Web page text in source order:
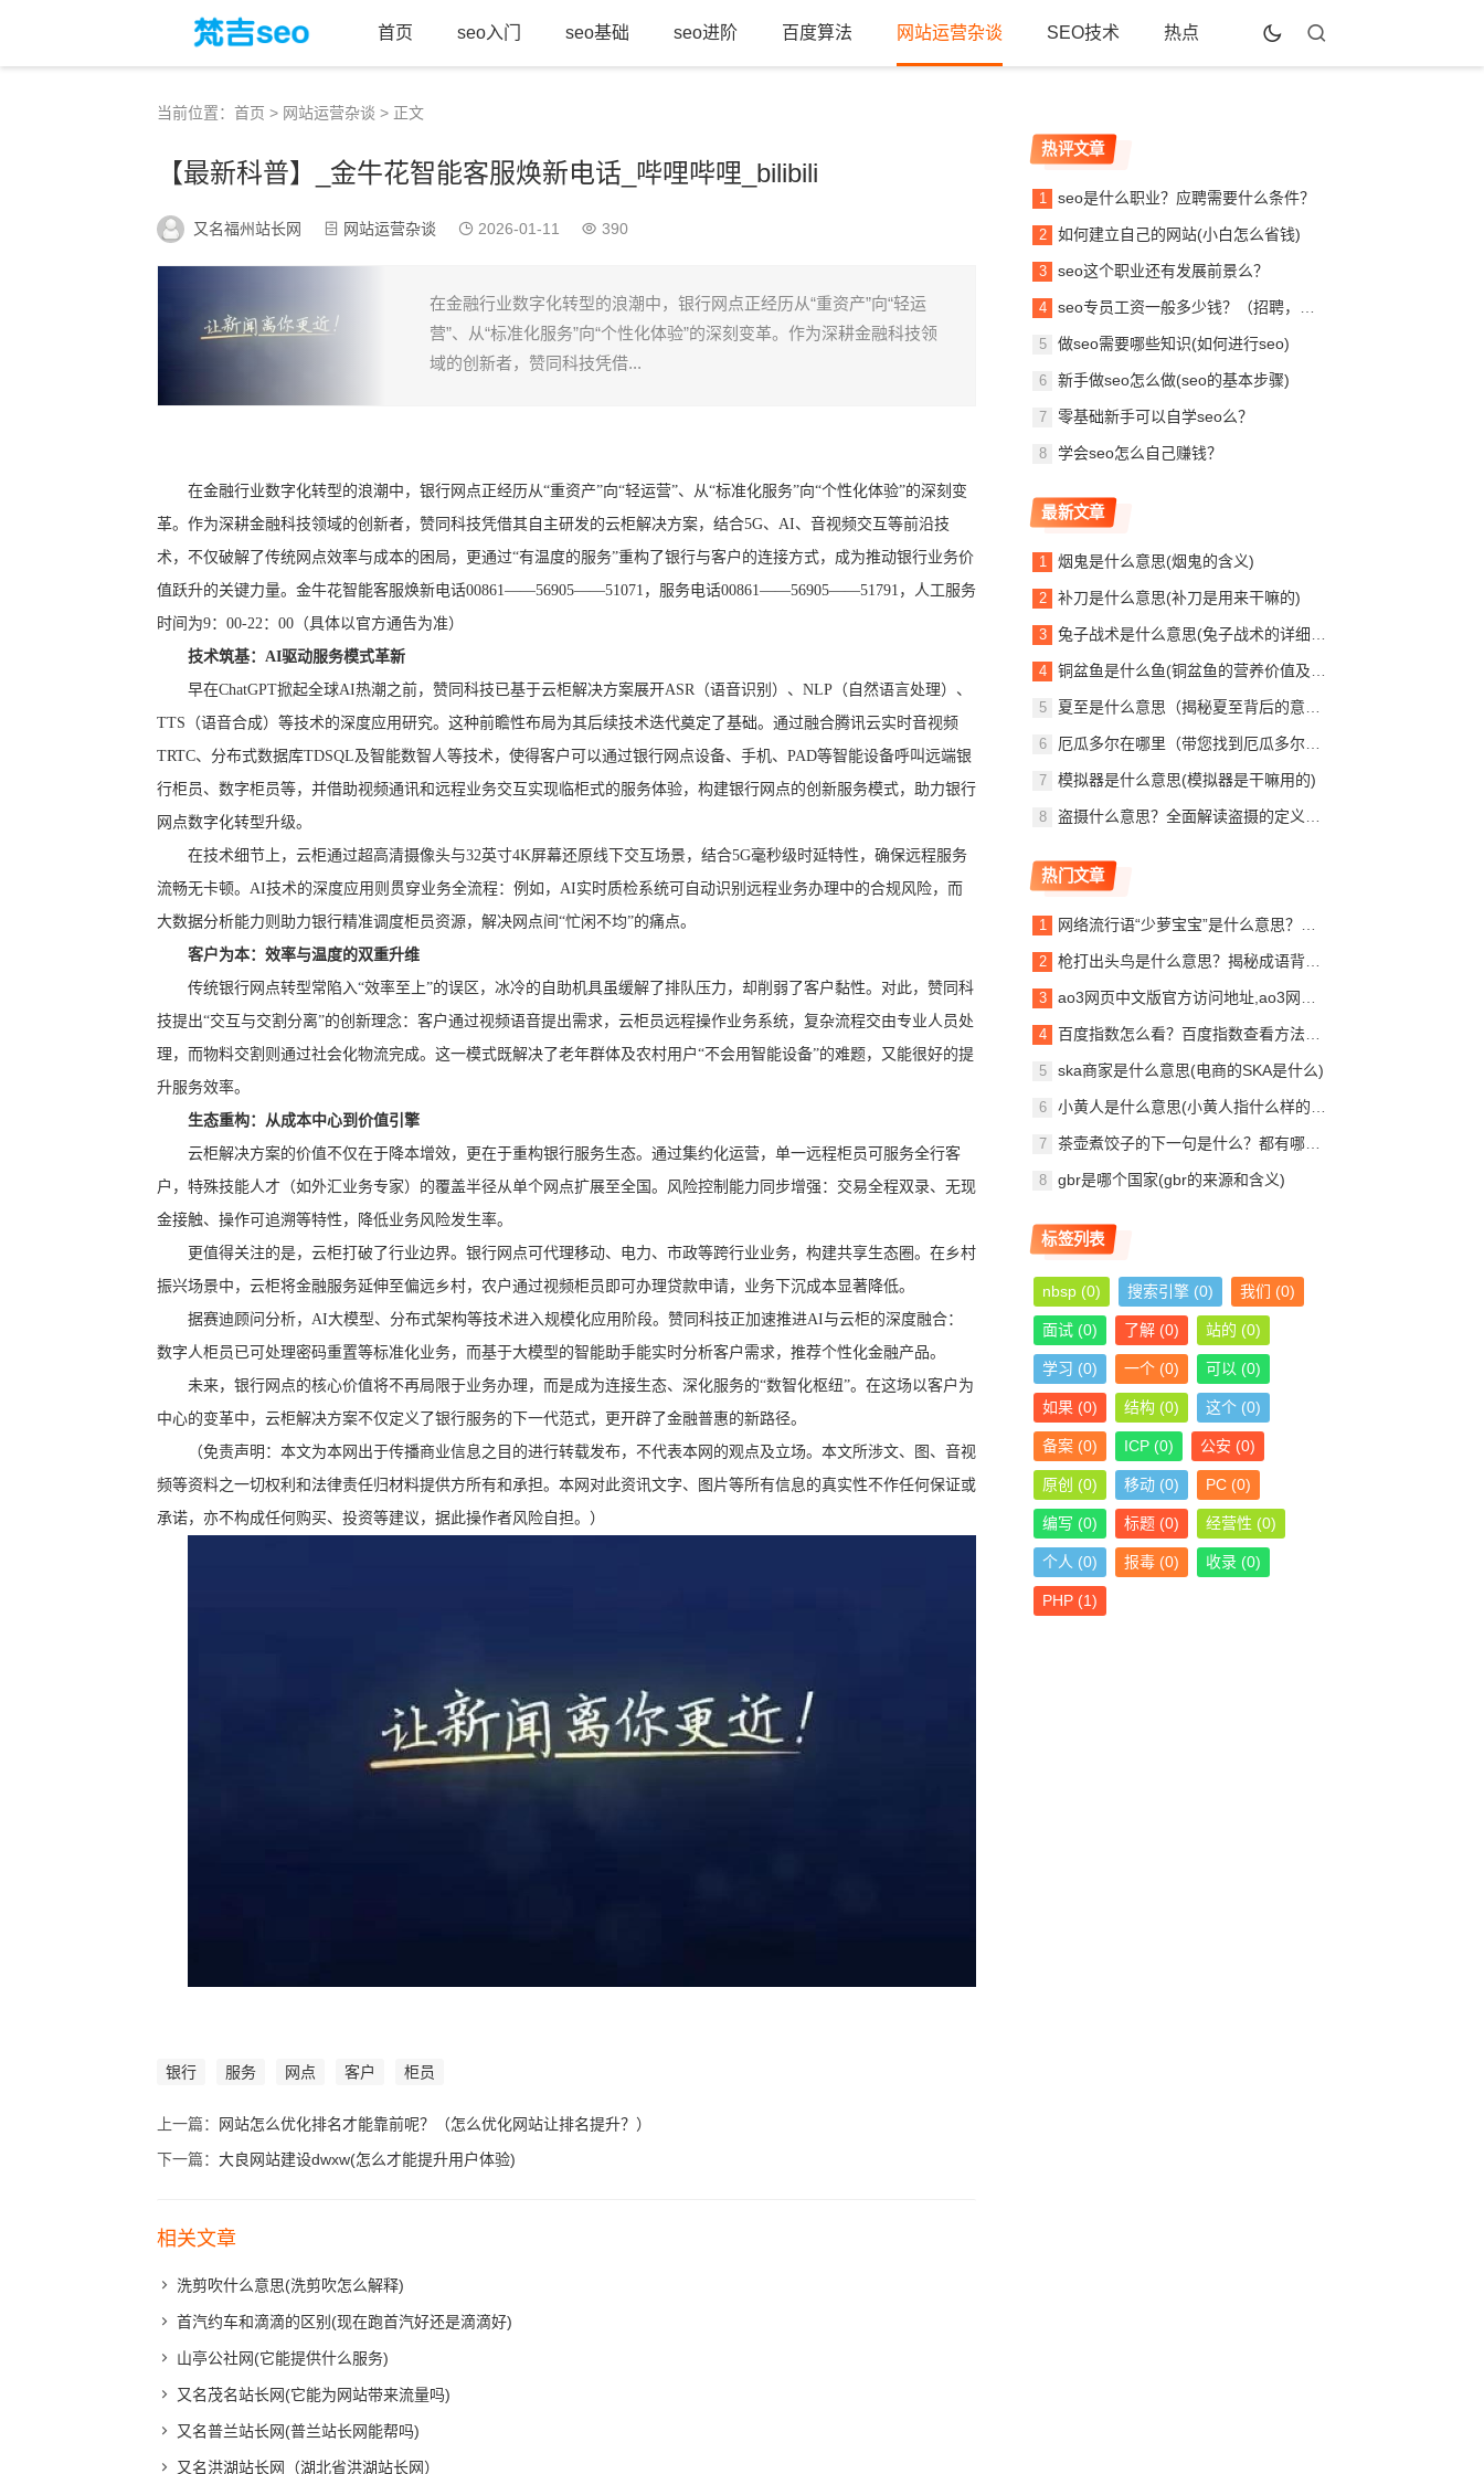
首页 seo入门 seo基础 seo进阶 百度算法 网站运营杂谈 SEO技术 热点
当前位置： 首页 > 网站运营杂谈 > 正文
【最新科普】_金牛花智能客服焕新电话_哔哩哔哩_bilibili
又名福州站长网 网站运营杂谈 2026-01-11 390
在金融行业数字化转型的浪潮中，银行网点正经历从“重资产”向“轻运
营”、从“标准化服务”向“个性化体验”的深刻变革。作为深耕金融科技领
域的创新者，赞同科技凭借...
在金融行业数字化转型的浪潮中，银行网点正经历从“重资产”向“轻运营”、从“标准化服务”向“个性化体验”的深刻变
革。作为深耕金融科技领域的创新者，赞同科技凭借其自主研发的云柜解决方案，结合5G、AI、音视频交互等前沿技
术，不仅破解了传统网点效率与成本的困局，更通过“有温度的服务”重构了银行与客户的连接方式，成为推动银行业务价
值跃升的关键力量。 金牛花智能客服焕新电话00861——56905——51071，服务电话00861——56905——51791，人工服务
时间为9：00-22：00（具体以官方通告为准）
技术筑基：AI驱动服务模式革新
早在ChatGPT掀起全球AI热潮之前，赞同科技已基于云柜解决方案展开ASR（语音识别）、NLP（自然语言处理）、
TTS（语音合成）等技术的深度应用研究。这种前瞻性布局为其后续技术迭代奠定了基础。通过融合腾讯云实时音视频
TRTC、分布式数据库TDSQL及智能数智人等技术，使得客户可以通过银行网点设备、手机、PAD等智能设备呼叫远端银
行柜员、数字柜员等，并借助视频通讯和远程业务交互实现临柜式的服务体验，构建银行网点的创新服务模式，助力银行
网点数字化转型升级。
在技术细节上，云柜通过超高清摄像头与32英寸4K屏幕还原线下交互场景，结合5G毫秒级时延特性，确保远程服务
流畅无卡顿。AI技术的深度应用则贯穿业务全流程：例如，AI实时质检系统可自动识别远程业务办理中的合规风险，而
大数据分析能力则助力银行精准调度柜员资源，解决网点间“忙闲不均”的痛点。
客户为本：效率与温度的双重升维
传统银行网点转型常陷入“效率至上”的误区，冰冷的自助机具虽缓解了排队压力，却削弱了客户黏性。对此，赞同科
技提出“交互与交割分离”的创新理念：客户通过视频语音提出需求，云柜员远程操作业务系统，复杂流程交由专业人员处
理，而物料交割则通过社会化物流完成。这一模式既解决了老年群体及农村用户“不会用智能设备”的难题，又能很好的提
升服务效率。
生态重构：从成本中心到价值引擎
云柜解决方案的价值不仅在于降本增效，更在于重构银行服务生态。通过集约化运营，单一远程柜员可服务全行客
户，特殊技能人才（如外汇业务专家）的覆盖半径从单个网点扩展至全国。风险控制能力同步增强：交易全程双录、无现
金接触、操作可追溯等特性，降低业务风险发生率。
更值得关注的是，云柜打破了行业边界。银行网点可代理移动、电力、市政等跨行业业务，构建共享生态圈。在乡村
振兴场景中，云柜将金融服务延伸至偏远乡村，农户通过视频柜员即可办理贷款申请，业务下沉成本显著降低。
据赛迪顾问分析，AI大模型、分布式架构等技术进入规模化应用阶段。赞同科技正加速推进AI与云柜的深度融合：
数字人柜员已可处理密码重置等标准化业务，而基于大模型的智能助手能实时分析客户需求，推荐个性化金融产品。
未来，银行网点的核心价值将不再局限于业务办理，而是成为连接生态、深化服务的“数智化枢纽”。在这场以客户为
中心的变革中，云柜解决方案不仅定义了银行服务的下一代范式，更开辟了金融普惠的新路径。
（免责声明：本文为本网出于传播商业信息之目的进行转载发布，不代表本网的观点及立场。本文所涉文、图、音视
频等资料之一切权利和法律责任归材料提供方所有和承担。本网对此资讯文字、图片等所有信息的真实性不作任何保证或
承诺，亦不构成任何购买、投资等建议，据此操作者风险自担。）
银行 服务 网点 客户 柜员
上一篇：
网站怎么优化排名才能靠前呢？（怎么优化网站让排名提升？）
下一篇： 大良网站建设dwxw(怎么才能提升用户体验)
相关文章
洗剪吹什么意思(洗剪吹怎么解释)
首汽约车和滴滴的区别(现在跑首汽好还是滴滴好)
山亭公社网(它能提供什么服务)
又名茂名站长网(它能为网站带来流量吗)
又名普兰站长网(普兰站长网能帮吗)
又名洪湖站长网（湖北省洪湖站长网）
热评文章
seo是什么职业？应聘需要什么条件？
如何建立自己的网站(小白怎么省钱)
seo这个职业还有发展前景么？
seo专员工资一般多少钱？（招聘，待遇，月薪）！
做seo需要哪些知识(如何进行seo)
新手做seo怎么做(seo的基本步骤)
零基础新手可以自学seo么？
学会seo怎么自己赚钱？
最新文章
烟鬼是什么意思(烟鬼的含义)
补刀是什么意思(补刀是用来干嘛的)
兔子战术是什么意思(兔子战术的详细解释)
铜盆鱼是什么鱼(铜盆鱼的营养价值及效果)
夏至是什么意思（揭秘夏至背后的意义）
厄瓜多尔在哪里（带您找到厄瓜多尔的位置所在）
模拟器是什么意思(模拟器是干嘛用的)
盗摄什么意思？全面解读盗摄的定义与危害
热门文章
网络流行语“少萝宝宝”是什么意思？带你了解其含义和起源
枪打出头鸟是什么意思？揭秘成语背后的深层含义
ao3网页中文版官方访问地址,ao3网页打不开了怎么解决？
百度指数怎么看？百度指数查看方法（新手教程）
ska商家是什么意思(电商的SKA是什么)
小黄人是什么意思(小黄人指什么样的人)
茶壶煮饺子的下一句是什么？都有哪些说法？
gbr是哪个国家(gbr的来源和含义)
标签列表
nbsp (0) 搜索引擎 (0) 我们 (0)
面试 (0) 了解 (0) 站的 (0)
学习 (0) 一个 (0) 可以 (0)
如果 (0) 结构 (0) 这个 (0)
备案 (0) ICP (0) 公安 (0)
原创 (0) 移动 (0) PC (0)
编写 (0) 标题 (0) 经营性 (0)
个人 (0) 报毒 (0) 收录 (0)
PHP (1)